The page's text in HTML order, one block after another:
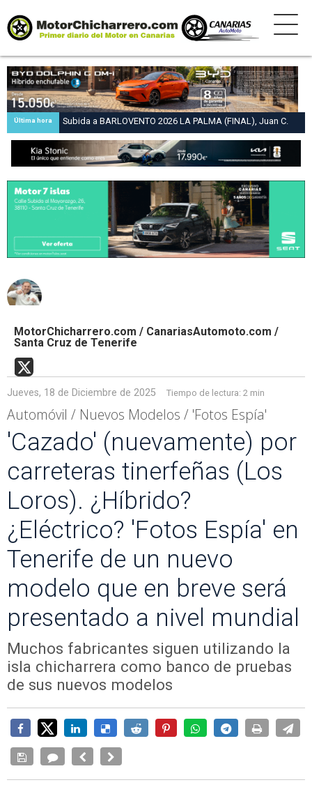
Última hora
Subida a BARLOVENTO 2026 LA PALMA (FINAL), Juan C.
Brito y Carlos A. Pérez hacen suya la victoria en la 47 Subida
a Barlovento
MotorChicharrero.com / CanariasAutomoto.com /
Santa Cruz de Tenerife
Jueves, 18 de Diciembre de 2025 Tiempo de lectura: 2 min
Automóvil / Nuevos Modelos / 'Fotos Espía'
'Cazado' (nuevamente) por
carreteras tinerfeñas (Los
Loros). ¿Híbrido?
¿Eléctrico? 'Fotos Espía' en
Tenerife de un nuevo
modelo que en breve será
presentado a nivel mundial
Muchos fabricantes siguen utilizando la
isla chicharrera como banco de pruebas
de sus nuevos modelos